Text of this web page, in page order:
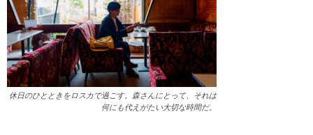
休日のひとときをロスカで過ごす。森さんにとって、それは
何にも代えがたい大切な時間だ。